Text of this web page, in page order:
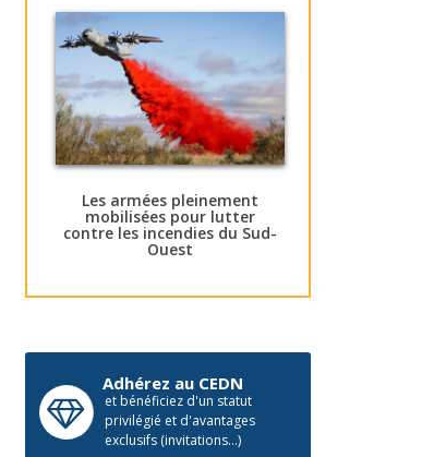
Les armées pleinement
mobilisées pour lutter
contre les incendies du Sud-
Ouest
Adhérez au CEDN
et bénéficiez d'un statut
privilégié et d'avantages
exclusifs (invitations...)